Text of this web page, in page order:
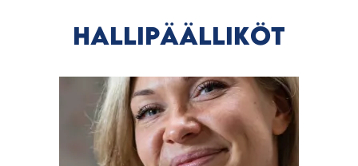
HALLIPÄÄLLIKÖT